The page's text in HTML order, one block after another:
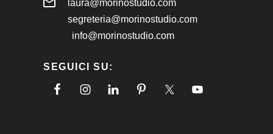
laura@morinostudio.com
segreteria@morinostudio.com
info@morinostudio.com
SEGUICI SU: